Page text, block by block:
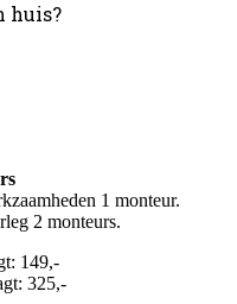
huis?
1 monteur.
2 monteurs.
149,-
325,-